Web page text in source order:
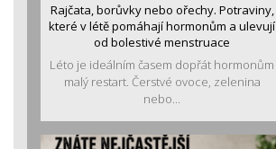
Rajčata, borůvky nebo ořechy. Potraviny,
které v létě pomáhají hormonům a ulevují
od bolestivé menstruace
Léto je ideálním časem dopřát hormonům
malý restart. Čerstvé ovoce, zelenina
nebo...